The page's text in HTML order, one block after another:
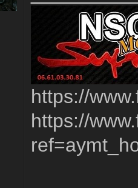
https://
https://